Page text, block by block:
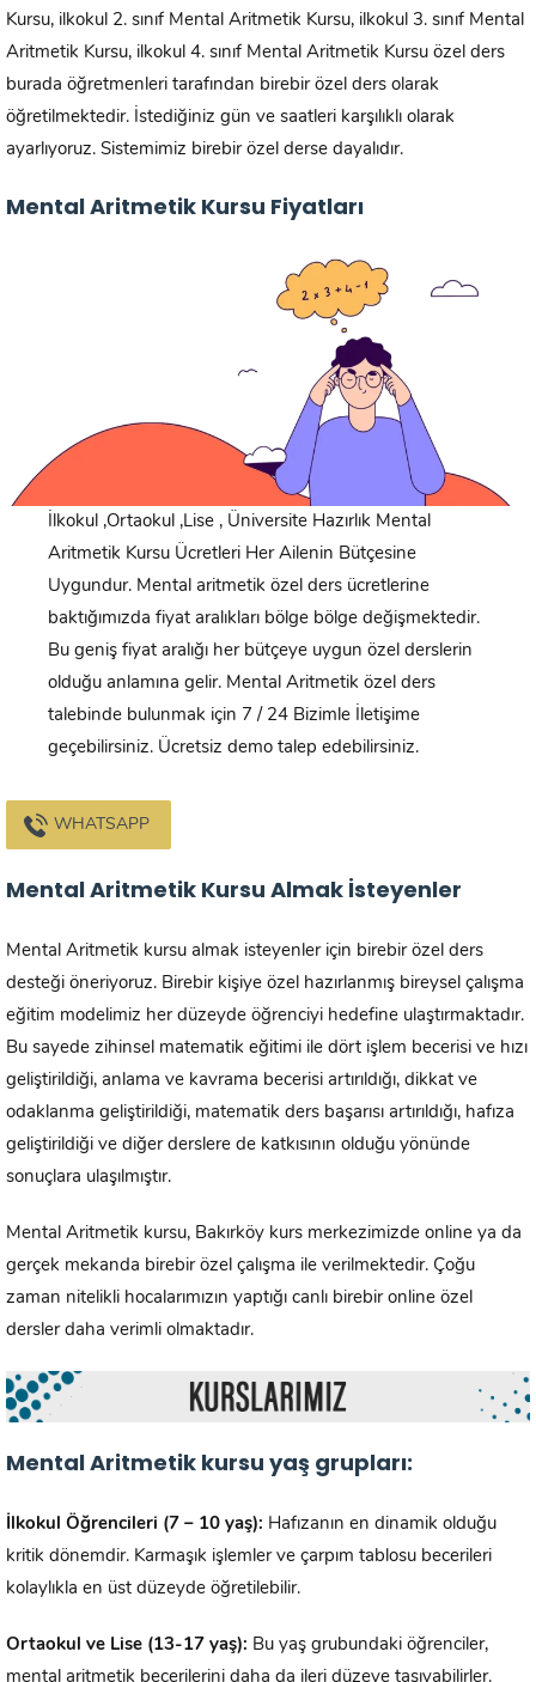
Kursu, ilkokul 2. sınıf Mental Aritmetik Kursu, ilkokul 3. sınıf Mental
Aritmetik Kursu, ilkokul 4. sınıf Mental Aritmetik Kursu özel ders
burada öğretmenleri tarafından birebir özel ders olarak
öğretilmektedir. İstediğiniz gün ve saatleri karşılıklı olarak
ayarlıyoruz. Sistemimiz birebir özel derse dayalıdır.
Mental Aritmetik Kursu Fiyatları
İlkokul ,Ortaokul ,Lise , Üniversite Hazırlık Mental
Aritmetik Kursu Ücretleri Her Ailenin Bütçesine
Uygundur. Mental aritmetik özel ders ücretlerine
baktığımızda fiyat aralıkları bölge bölge değişmektedir.
Bu geniş fiyat aralığı her bütçeye uygun özel derslerin
olduğu anlamına gelir. Mental Aritmetik özel ders
talebinde bulunmak için 7 / 24 Bizimle İletişime
geçebilirsiniz. Ücretsiz demo talep edebilirsiniz.
WHATSAPP
Mental Aritmetik Kursu Almak İsteyenler
Mental Aritmetik kursu almak isteyenler için birebir özel ders
desteği öneriyoruz. Birebir kişiye özel hazırlanmış bireysel çalışma
eğitim modelimiz her düzeyde öğrenciyi hedefine ulaştırmaktadır.
Bu sayede zihinsel matematik eğitimi ile dört işlem becerisi ve hızı
geliştirildiği, anlama ve kavrama becerisi artırıldığı, dikkat ve
odaklanma geliştirildiği, matematik ders başarısı artırıldığı, hafıza
geliştirildiği ve diğer derslere de katkısının olduğu yönünde
sonuçlara ulaşılmıştır.
Mental Aritmetik kursu, Bakırköy kurs merkezimizde online ya da
gerçek mekanda birebir özel çalışma ile verilmektedir. Çoğu
zaman nitelikli hocalarımızın yaptığı canlı birebir online özel
dersler daha verimli olmaktadır.
Mental Aritmetik kursu yaş grupları:
İlkokul Öğrencileri (7 – 10 yaş): Hafızanın en dinamik olduğu
kritik dönemdir. Karmaşık işlemler ve çarpım tablosu becerileri
kolaylıkla en üst düzeyde öğretilebilir.
Ortaokul ve Lise (13-17 yaş): Bu yaş grubundaki öğrenciler,
mental aritmetik becerilerini daha da ileri düzeye taşıyabilirler.